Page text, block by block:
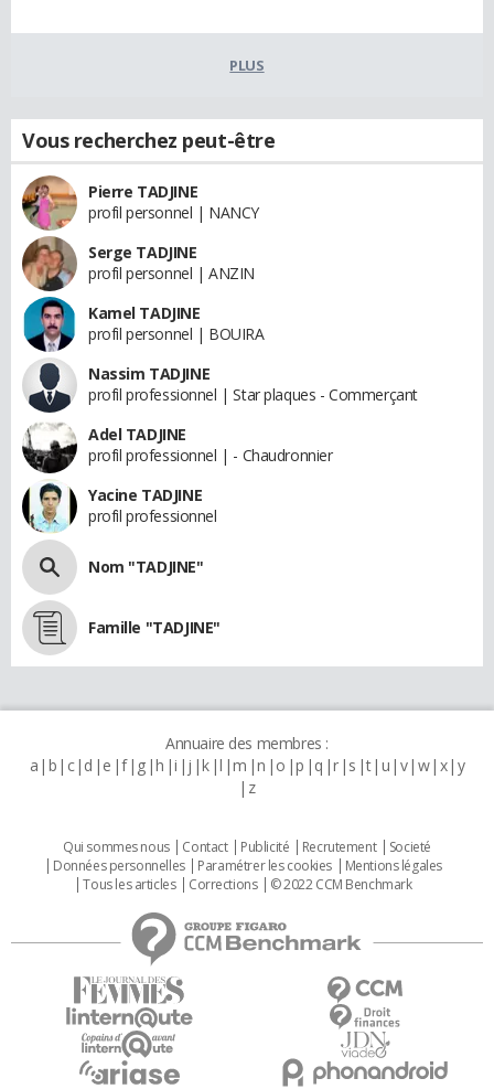
PLUS
Vous recherchez peut-être
Pierre TADJINE
profil personnel | NANCY
Serge TADJINE
profil personnel | ANZIN
Kamel TADJINE
profil personnel | BOUIRA
Nassim TADJINE
profil professionnel | Star plaques - Commerçant
Adel TADJINE
profil professionnel | - Chaudronnier
Yacine TADJINE
profil professionnel
Nom "TADJINE"
Famille "TADJINE"
Annuaire des membres :
a b c d e f g h i j k l m n o p q r s t u v w x y
z
Qui sommes nous Contact Publicité Recrutement
Societé
Données personnelles
Paramétrer les cookies
Mentions légales
Tous les articles
Corrections © 2022 CCM Benchmark